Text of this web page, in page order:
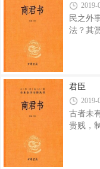
萌。故
安佚，
无失。
2019-
民之外
法？其
战其民
塞，为
多威严
赏使之
君臣
2019-
古者未
贵贱，